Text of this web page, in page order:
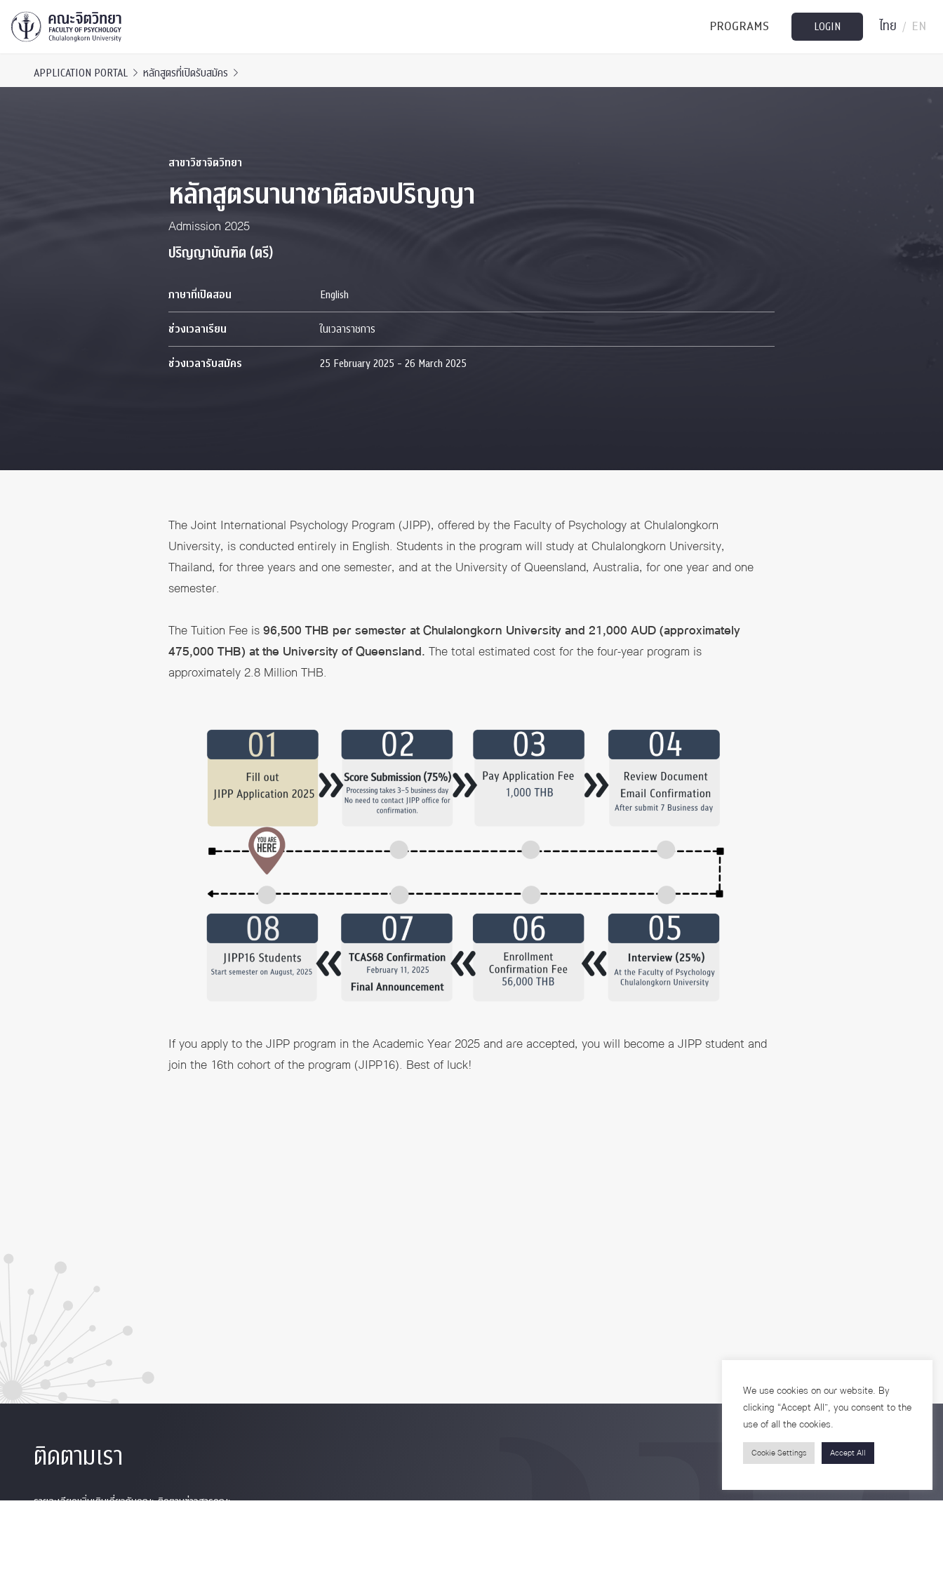
PROGRAMS LOGIN ไทย / EN
APPLICATION PORTAL หลักสูตรที่เปิดรับสมัคร
สาขาวิชาจิตวิทยา
หลักสูตรนานาชาติสองปริญญา
Admission 2025
ปริญญาบัณฑิต (ตรี)
ภาษาที่เปิดสอน English
ช่วงเวลาเรียน ในเวลาราชการ
ช่วงเวลารับสมัคร 25 February 2025 - 26 March 2025
The Joint International Psychology Program (JIPP), offered by the Faculty of Psychology at Chulalongkorn
University, is conducted entirely in English. Students in the program will study at Chulalongkorn University,
Thailand, for three years and one semester, and at the University of Queensland, Australia, for one year and one
semester.
The Tuition Fee is96,500 THB per semester at Chulalongkorn University and 21,000 AUD (approximately
475,000 THB) at the University of Queensland. The total estimated cost for the four-year program is
approximately 2.8 Million THB.
If you apply to the JIPP program in the Academic Year 2025 and are accepted, you will become a JIPP student and
join the 16th cohort of the program (JIPP16). Best of luck!
ติดตามเรา
รายละเอียดเพิ่มเติมเกี่ยวกับคณะ ติดตามข่าวสารคณะ
We use cookies on our website. By
clicking “Accept All”, you consent to the
use of all the cookies.
Cookie Settings Accept All